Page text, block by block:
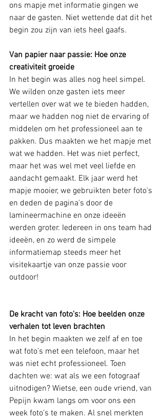
ons mapje met informatie gingen we
naar de gasten. Niet wettende dat dit het
begin zou zijn van iets heel gaafs.
Van papier naar passie: Hoe onze
creativiteit groeide
In het begin was alles nog heel simpel.
We wilden onze gasten iets meer
vertellen over wat we te bieden hadden,
maar we hadden nog niet de ervaring of
middelen om het professioneel aan te
pakken. Dus maakten we het mapje met
wat we hadden. Het was niet perfect,
maar het was wel met veel liefde en
aandacht gemaakt. Elk jaar werd het
mapje mooier, we gebruikten beter foto's
en deden de pagina's door de
lamineermachine en onze ideeën
werden groter. Iedereen in ons team had
ideeën, en zo werd de simpele
informatiemap steeds meer het
visitekaartje van onze passie voor
outdoor!
De kracht van foto's: Hoe beelden onze
verhalen tot leven brachten
In het begin maakten we zelf af en toe
wat foto’s met een telefoon, maar het
was niet echt professioneel. Toen
dachten we: wat als we een fotograaf
uitnodigen? Wietse, een oude vriend, van
Pepijn kwam langs om voor ons een
week foto’s te maken. Al snel merkten